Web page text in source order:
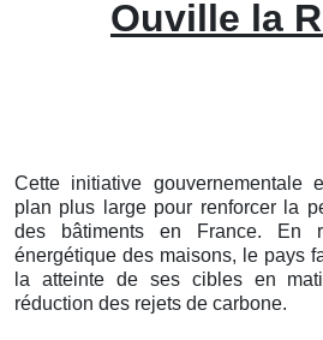
Ouville la
Cette initiative gouvernementale
plan plus large pour renforcer la
des bâtiments en France. En
énergétique des maisons, le pays
la atteinte de ses cibles en
réduction des rejets de carbone.